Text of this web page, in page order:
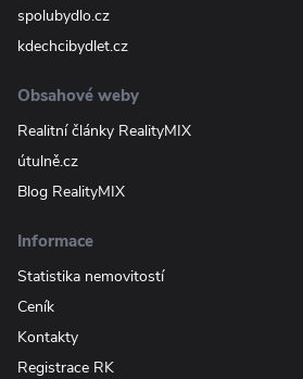
spolubydlo.cz
kdechcibydlet.cz
Obsahové weby
Realitní články RealityMIX
útulně.cz
Blog RealityMIX
Informace
Statistika nemovitostí
Ceník
Kontakty
Registrace RK